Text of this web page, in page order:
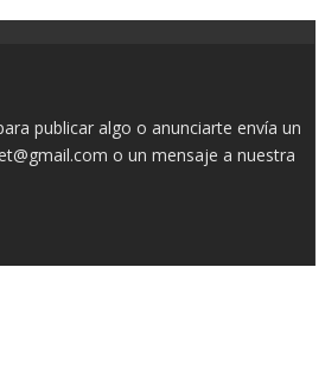
publicar algo o anunciarte envía un
o un mensaje a nuestra